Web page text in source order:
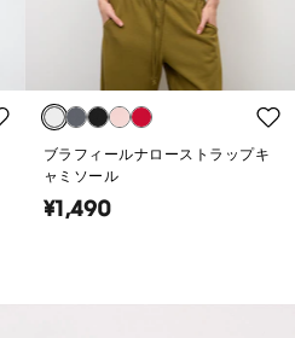
ブラフィールナローストラップキ
ャミソール
¥1,490